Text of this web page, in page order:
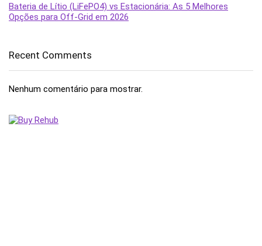
Bateria de Lítio (LiFePO4) vs Estacionária: As 5 Melhores
Opções para Off-Grid em 2026
Recent Comments
Nenhum comentário para mostrar.